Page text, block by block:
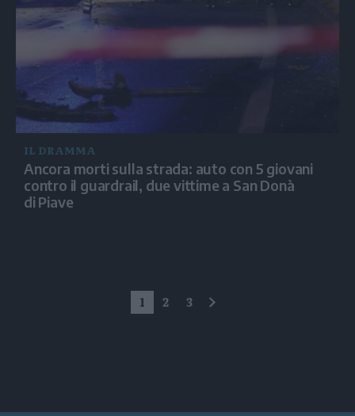
IL DRAMMA
Ancora morti sulla strada: auto con 5 giovani
contro il guardrail, due vittime a San Donà
di Piave
1 2 3